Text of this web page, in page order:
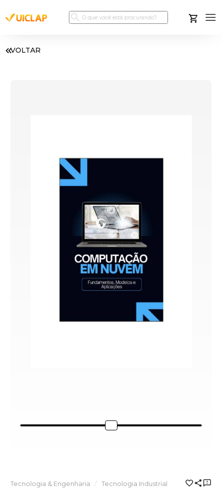
VOLTAR
Tecnologia & Engenharia Tecnologia Industrial